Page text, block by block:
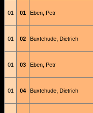
01 01 Eben, Petr
01 02 Buxtehude, Dietrich
01 03 Eben, Petr
01 04 Buxtehude, Dietrich